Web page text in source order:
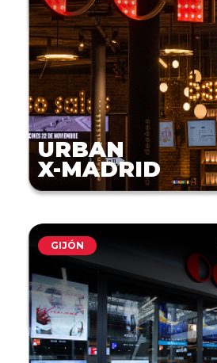
URBAN
X-MADRID
GIJÓN